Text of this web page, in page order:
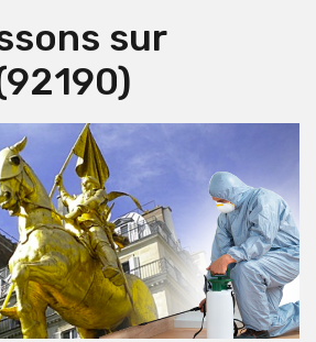
sur